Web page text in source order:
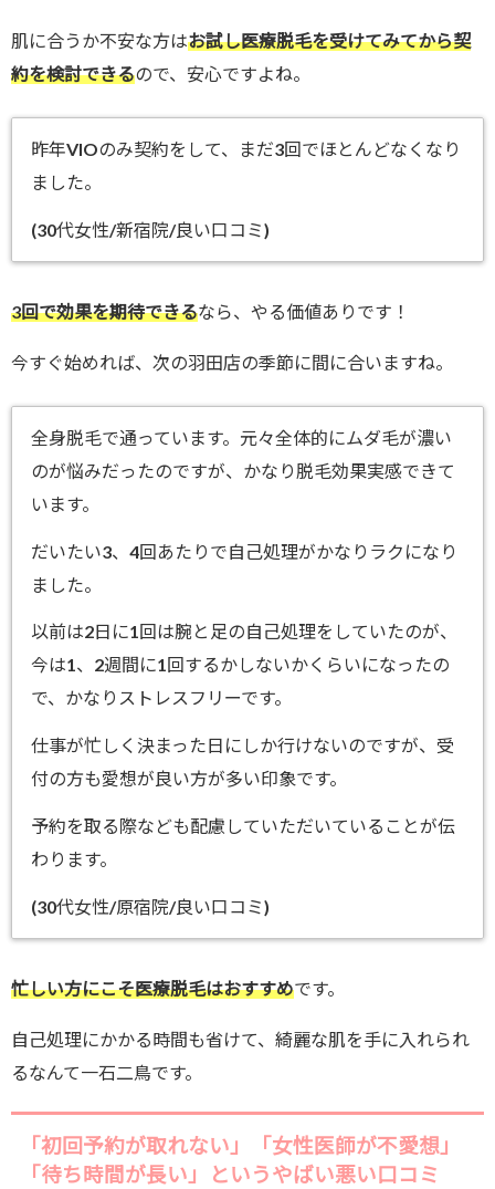
肌に合うか不安な方はお試し医療脱毛を受けてみてから契
約を検討できるので、安心ですよね。
昨年VIOのみ契約をして、まだ3回でほとんどなくなり
ました。
(30代女性/新宿院/良い口コミ)
3回で効果を期待できるなら、やる価値ありです！
今すぐ始めれば、次の羽田店の季節に間に合いますね。
全身脱毛で通っています。元々全体的にムダ毛が濃い
のが悩みだったのですが、かなり脱毛効果実感できて
います。
だいたい3、4回あたりで自己処理がかなりラクになり
ました。
以前は2日に1回は腕と足の自己処理をしていたのが、
今は1、2週間に1回するかしないかくらいになったの
で、かなりストレスフリーです。
仕事が忙しく決まった日にしか行けないのですが、受
付の方も愛想が良い方が多い印象です。
予約を取る際なども配慮していただいていることが伝
わります。
(30代女性/原宿院/良い口コミ)
忙しい方にこそ医療脱毛はおすすめです。
自己処理にかかる時間も省けて、綺麗な肌を手に入れられ
るなんて一石二鳥です。
「初回予約が取れない」「女性医師が不愛想」
「待ち時間が長い」というやばい悪い口コミ